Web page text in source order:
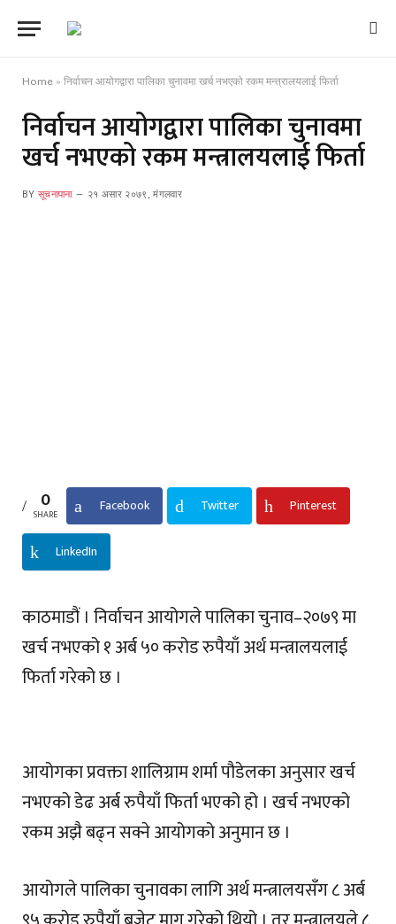
Home » निर्वाचन आयोगद्वारा पालिका चुनावमा खर्च नभएको रकम मन्त्रालयलाई फिर्ता
निर्वाचन आयोगद्वारा पालिका चुनावमा
खर्च नभएको रकम मन्त्रालयलाई फिर्ता
BY सूचनापाना २१ असार २०७९, मंगलवार
0
SHARE Facebook Twitter Pinterest
LinkedIn
काठमाडौं । निर्वाचन आयोगले पालिका चुनाव–२०७९ मा
खर्च नभएको १ अर्ब ५० करोड रुपैयाँ अर्थ मन्त्रालयलाई
फिर्ता गरेको छ ।
आयोगका प्रवक्ता शालिग्राम शर्मा पौडेलका अनुसार खर्च
नभएको डेढ अर्ब रुपैयाँ फिर्ता भएको हो । खर्च नभएको
रकम अझै बढ्न सक्ने आयोगको अनुमान छ ।
आयोगले पालिका चुनावका लागि अर्थ मन्त्रालयसँग ८ अर्ब